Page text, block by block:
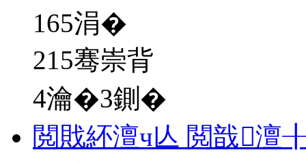
165涓�
215骞崇背
4瀹�3鍘�
閲戝紑澶ч亾 閲戠澶